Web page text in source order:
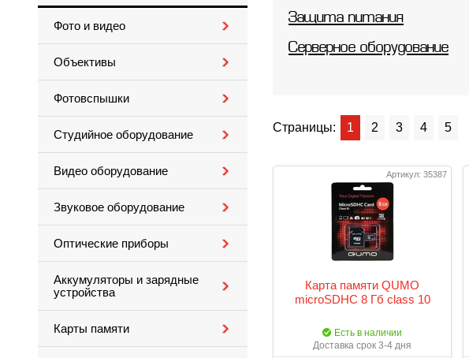
Фото и видео
Объективы
Фотовспышки
Студийное оборудование
Видео оборудование
Звуковое оборудование
Оптические приборы
Аккумуляторы и зарядные
устройства
Карты памяти
Защита питания
Серверное оборудование
Страницы: 1 2 3 4 5
Артикул: 35387
Карта памяти QUMO
microSDHC 8 Гб class 10
Есть в наличии
Доставка срок 3-4 дня